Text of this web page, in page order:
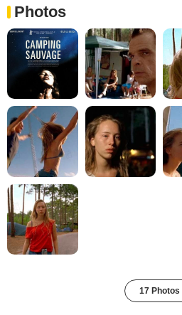
Photos
17 Photos